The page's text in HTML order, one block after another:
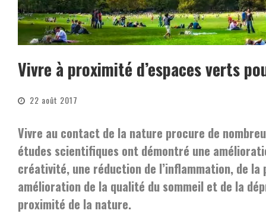
Vivre à proximité d’espaces verts
22 août 2017
Vivre au contact de la nature procure de
études scientifiques ont démontré une
créativité, une réduction de l’inflammation, de
amélioration de la qualité du sommeil et de la
proximité de la nature.